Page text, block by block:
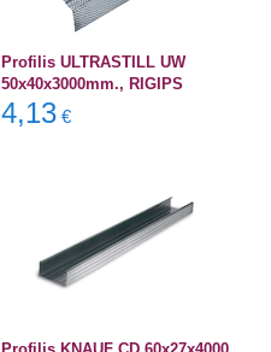
Profilis ULTRASTILL UW
50x40x3000mm., RIGIPS
4,13 €